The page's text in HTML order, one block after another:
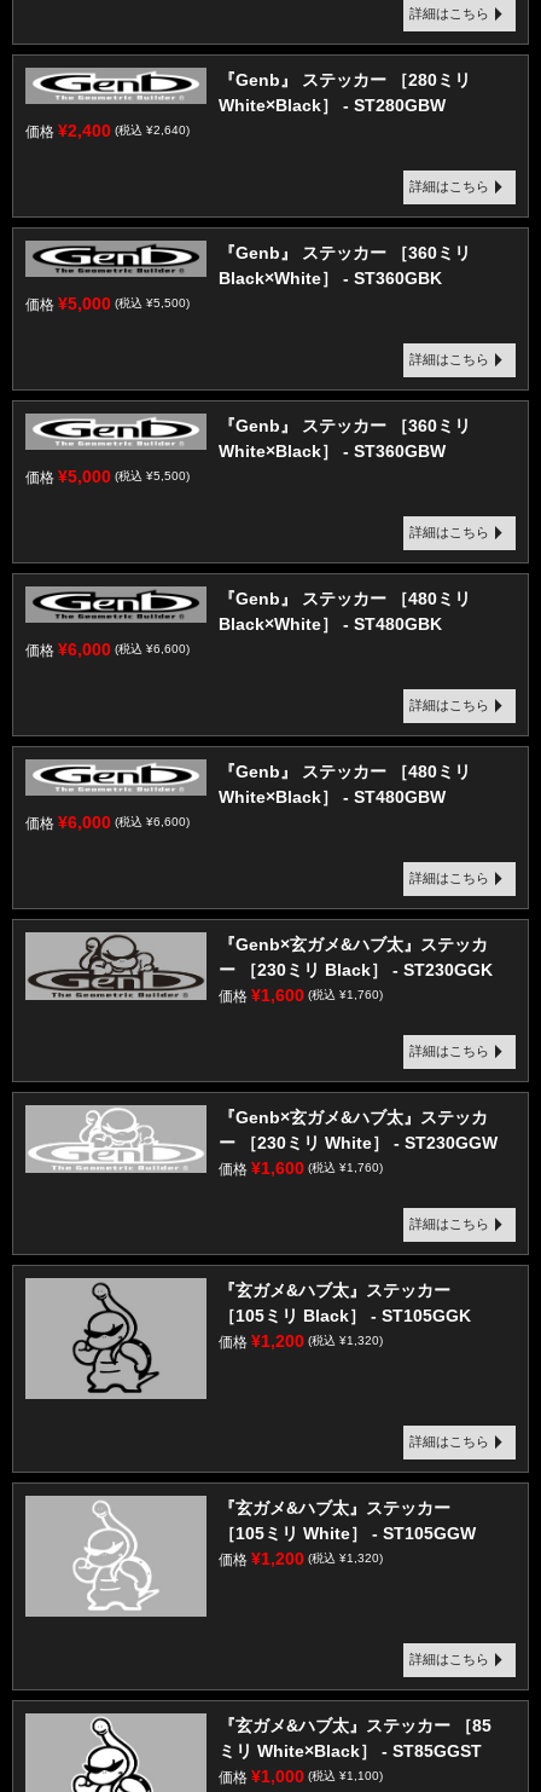
詳細はこちら
『Genb』 ステッカー ［280ミリ
White×Black］ - ST280GBW
価格 ¥2,400 (税込 ¥2,640)
詳細はこちら
『Genb』 ステッカー ［360ミリ
Black×White］ - ST360GBK
価格 ¥5,000 (税込 ¥5,500)
詳細はこちら
『Genb』 ステッカー ［360ミリ
White×Black］ - ST360GBW
価格 ¥5,000 (税込 ¥5,500)
詳細はこちら
『Genb』 ステッカー ［480ミリ
Black×White］ - ST480GBK
価格 ¥6,000 (税込 ¥6,600)
詳細はこちら
『Genb』 ステッカー ［480ミリ
White×Black］ - ST480GBW
価格 ¥6,000 (税込 ¥6,600)
詳細はこちら
『Genb×玄ガメ&ハブ太』ステッカ
ー ［230ミリ Black］ - ST230GGK
価格 ¥1,600 (税込 ¥1,760)
詳細はこちら
『Genb×玄ガメ&ハブ太』ステッカ
ー ［230ミリ White］ - ST230GGW
価格 ¥1,600 (税込 ¥1,760)
詳細はこちら
『玄ガメ&ハブ太』ステッカー
［105ミリ Black］ - ST105GGK
価格 ¥1,200 (税込 ¥1,320)
詳細はこちら
『玄ガメ&ハブ太』ステッカー
［105ミリ White］ - ST105GGW
価格 ¥1,200 (税込 ¥1,320)
詳細はこちら
『玄ガメ&ハブ太』ステッカー ［85
ミリ White×Black］ - ST85GGST
価格 ¥1,000 (税込 ¥1,100)